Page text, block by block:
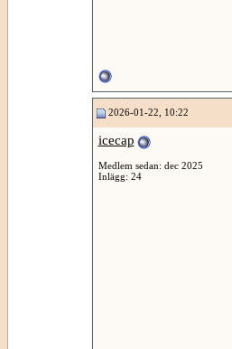
2026-01-22, 10:22
icecap
Medlem sedan: dec 2025
Inlägg: 24